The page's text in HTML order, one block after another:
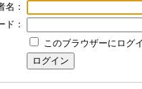
名：
ド：
このブラウザーにログ